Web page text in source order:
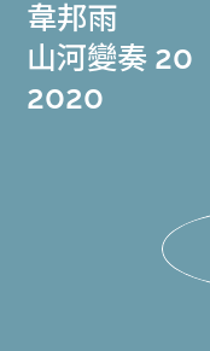
韋邦雨
山河變奏 20
2020